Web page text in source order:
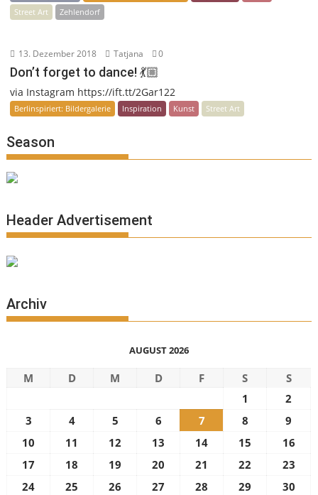
Street Art
Zehlendorf
13. Dezember 2018 Tatjana 0
Don’t forget to dance! 💃🏼
via Instagram https://ift.tt/2Gar122
Berlinspiriert: Bildergalerie Inspiration Kunst Street Art
Season
Header Advertisement
Archiv
AUGUST 2026
M D M D F S
S
1
2
3
4 5 6 7 8
9
10
11 12 13 14 15
16
17
18 19 20 21 22
23
24
25 26 27 28 29
30